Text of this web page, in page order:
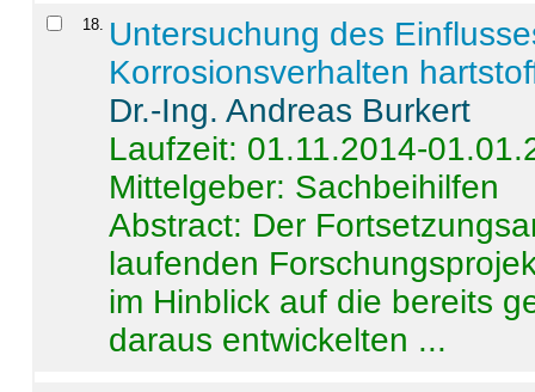
18
Untersuchung des
Korrosionsverhalten
Dr.-Ing. Andreas Burkert
Laufzeit: 01.11.2014-
Mittelgeber: Sachbeihilfen
Abstract: Der
laufenden
im Hinblick auf die bereits
daraus entwickelten ...